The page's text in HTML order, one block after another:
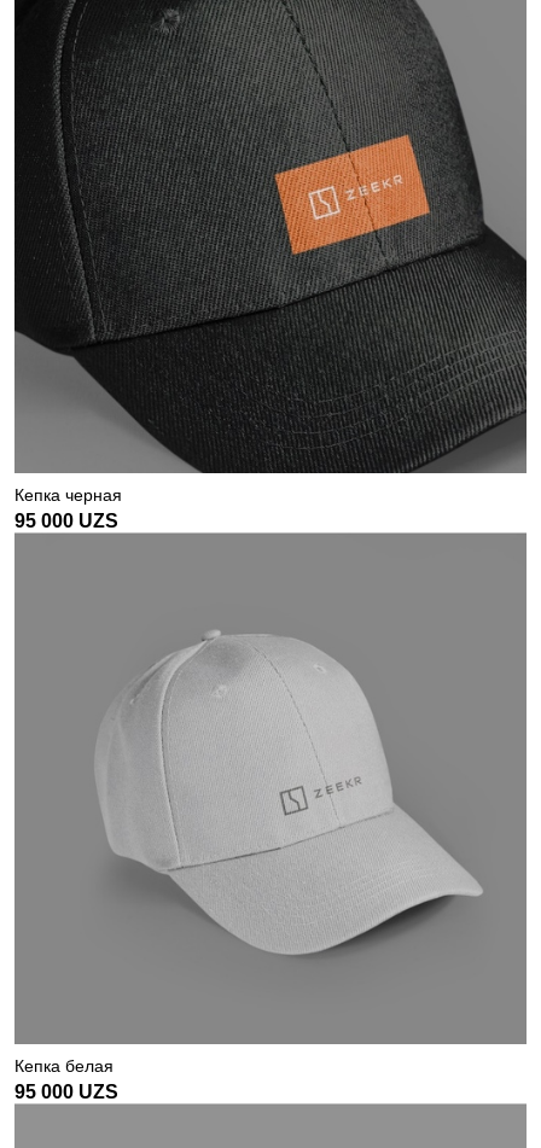
Кепка черная
95 000 UZS
Кепка белая
95 000 UZS